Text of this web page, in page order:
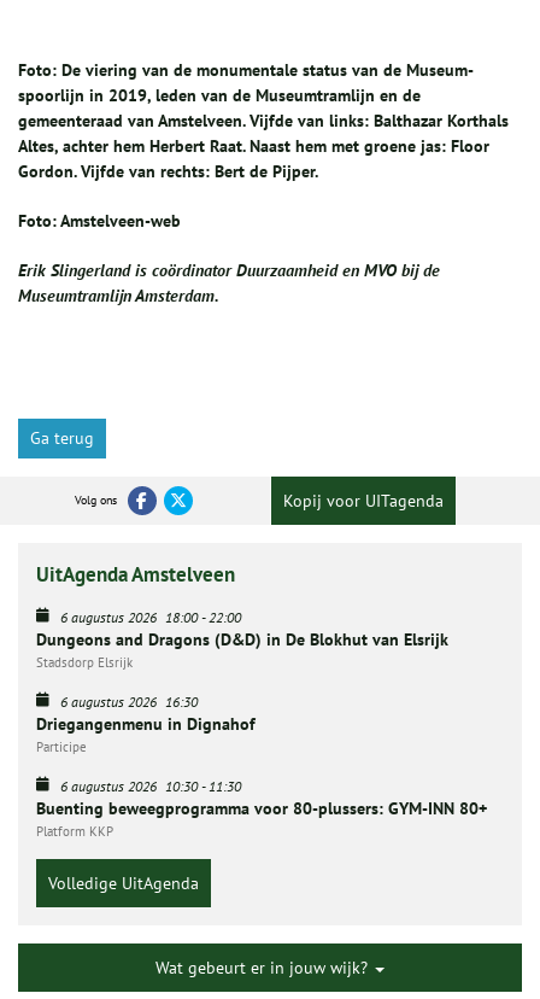
Foto: De viering van de monumentale status van de Museum-
spoorlijn in 2019, leden van de Museumtramlijn en de
gemeenteraad van Amstelveen. Vijfde van links: Balthazar Korthals
Altes, achter hem Herbert Raat. Naast hem met groene jas: Floor
Gordon. Vijfde van rechts: Bert de Pijper.
Foto: Amstelveen-web
Erik Slingerland is coördinator Duurzaamheid en MVO bij de
Museumtramlijn Amsterdam.
Ga terug
Volg ons Kopij voor UITagenda
UitAgenda Amstelveen
6 augustus 2026 18:00-22:00
Dungeons and Dragons (D&D) in De Blokhut van Elsrijk
Stadsdorp Elsrijk
6 augustus 2026 16:30
Driegangenmenu in Dignahof
Participe
6 augustus 2026 10:30-11:30
Buenting beweegprogramma voor 80-plussers: GYM-INN 80+
Platform KKP
Volledige UitAgenda
Wat gebeurt er in jouw wijk?